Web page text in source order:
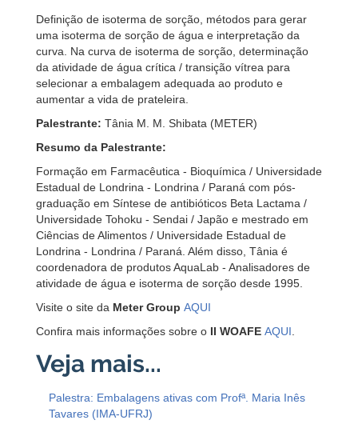
Definição de isoterma de sorção, métodos para gerar
uma isoterma de sorção de água e interpretação da
curva. Na curva de isoterma de sorção, determinação
da atividade de água crítica / transição vítrea para
selecionar a embalagem adequada ao produto e
aumentar a vida de prateleira.
Palestrante: Tânia M. M. Shibata (METER)
Resumo da Palestrante:
Formação em Farmacêutica - Bioquímica / Universidade
Estadual de Londrina - Londrina / Paraná com pós-
graduação em Síntese de antibióticos Beta Lactama /
Universidade Tohoku - Sendai / Japão e mestrado em
Ciências de Alimentos / Universidade Estadual de
Londrina - Londrina / Paraná. Além disso, Tânia é
coordenadora de produtos AquaLab - Analisadores de
atividade de água e isoterma de sorção desde 1995.
Visite o site da Meter Group AQUI
Confira mais informações sobre o II WOAFE AQUI
Palestra: Embalagens ativas com Profª. Maria Inês
Tavares (IMA-UFRJ)